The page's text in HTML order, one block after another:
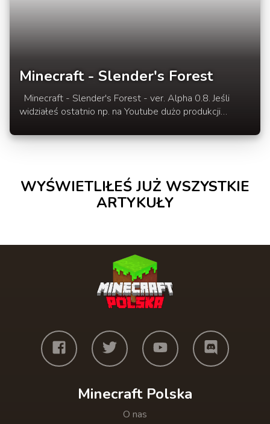
Minecraft - Slender's Forest
widziałeś ostatnio np. na Youtube dużo produkcji
zainteresowany Minecraftową wersją przygód które
wszystkie wymagane pliki do gry.
WYŚWIETLIŁEŚ JUŻ WSZYSTKIE
ARTYKUŁY
Minecraft Polska
O nas